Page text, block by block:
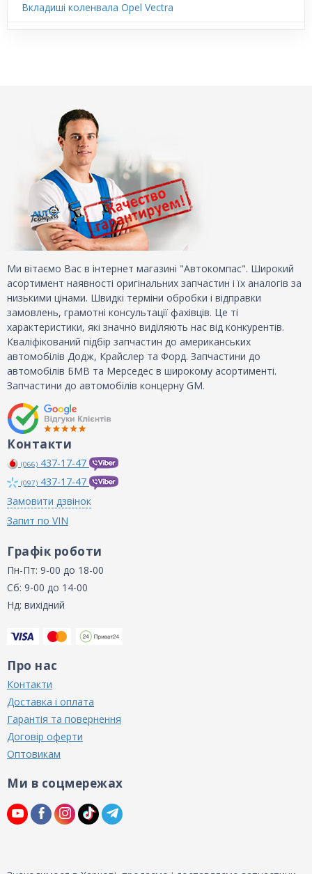
Вкладиші коленвала Opel Vectra
Ми вітаємо Вас в інтернет магазині "Автокомпас". Широкий
асортимент наявності оригінальних запчастин і їх аналогів за
низькими цінами. Швидкі терміни обробки і відправки
замовлень, грамотні консультації фахівців. Це ті
характеристики, які значно виділяють нас від конкурентів.
Кваліфікований підбір запчастин до американських
автомобілів Додж, Крайслер та Форд. Запчастини до
автомобілів БМВ та Мерседес в широкому асортименті.
Запчастини до автомобілів концерну GM.
Контакти
(066) 437-17-47
(097) 437-17-47
Замовити дзвінок
Запит по VIN
Графік роботи
Пн-Пт: 9-00 до 18-00
Сб: 9-00 до 14-00
Нд: вихідний
Про нас
Контакти
Доставка і оплата
Гарантія та повернення
Договір оферти
Оптовикам
Ми в соцмережах